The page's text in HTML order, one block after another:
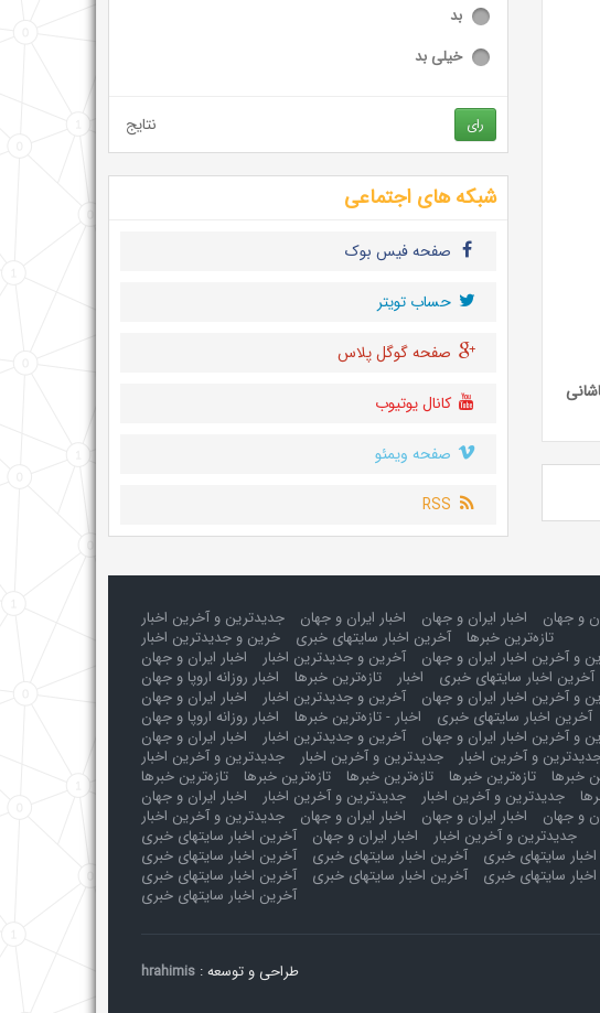
بد
خیلی بد
رای نتایج
شبکه های اجتماعی
صفحه فیس بوک
حساب تويتر
صفحه گوگل پلاس
کانال یوتیوب
صفحه ویمئو
و جهان اخبار ایران و جهان اخبار ایران و جهان
جدیدترین و آخرین اخبار
تازه‌ترین خبرها
آخرین اخبار سایتهای خبری
خرین و جدیدترین اخبار
و آخرین اخبار ایران و جهان
آخرین و جدیدترین اخبار
اخبار ایران و جهان
آخرین اخبار سایتهای خبری
اخبار تازه‌ترین خبرها
اخبار روزانه اروپا و جهان
و آخرین اخبار ایران و جهان
آخرین و جدیدترین اخبار
اخبار ایران و جهان
آخرین اخبار سایتهای خبری
اخبار - تازه‌ترین خبرها
اخبار روزانه اروپا و جهان
و آخرین اخبار ایران و جهان
آخرین و جدیدترین اخبار
اخبار ایران و جهان
و آخرین اخبار جدیدترین و آخرین اخبار
جدیدترین و آخرین اخبار
خبرها
تازه‌ترین خبرها تازه‌ترین خبرها تازه‌ترین خبرها
تازه‌ترین خبرها
جدیدترین و آخرین اخبار جدیدترین و آخرین اخبار
اخبار ایران و جهان
و جهان
اخبار ایران و جهان اخبار ایران و جهان
جدیدترین و آخرین اخبار
جدیدترین و آخرین اخبار
اخبار ایران و جهان
آخرین اخبار سایتهای خبری
سایتهای خبری
آخرین اخبار سایتهای خبری
آخرین اخبار سایتهای خبری
سایتهای خبری
آخرین اخبار سایتهای خبری
آخرین اخبار سایتهای خبری
آخرین اخبار سایتهای خبری
طراحی و توسعه : hrahimis